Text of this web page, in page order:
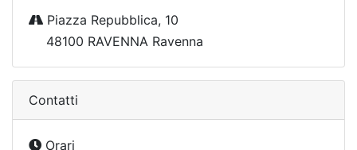
Piazza Repubblica, 10
48100 RAVENNA Ravenna
Contatti
Orari